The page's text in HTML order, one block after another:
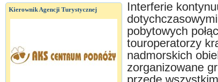
Kierownik Agencji Turystycznej
Interferie
pobytowych
touroperatorzy
nadmorskich
zorganizowane